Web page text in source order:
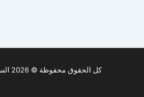
كل الحقوق محفوظة © 2026 السريع الدولي